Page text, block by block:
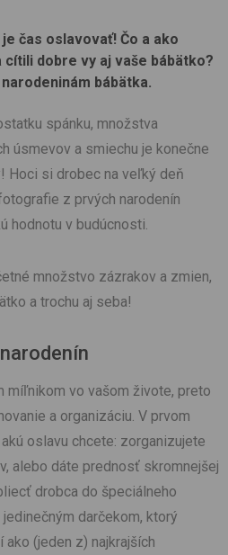
čas oslavovať! Čo a ako
dobre vy aj vaše bábätko?
bábätka.
spánku, množstva
úsmevov a smiechu je konečne
Hoci si drobec na veľký deň
z prvých narodenín
hodnotu v budúcnosti.
množstvo zázrakov a zmien,
a trochu aj seba!
míľnikom vo vašom živote, preto
a organizáciu. V prvom
oslavu chcete: zorganizujete
alebo dáte prednosť skromnejšej
drobca do špeciálneho
darčekom, ktorý
(jeden z) najkrajších